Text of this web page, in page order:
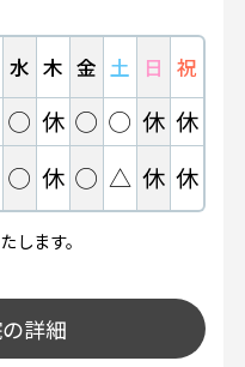
水 木 金 土 日 祝
◯ 休 ◯ ◯ 休 休
◯ 休 ◯ △ 休 休
します。
詳細